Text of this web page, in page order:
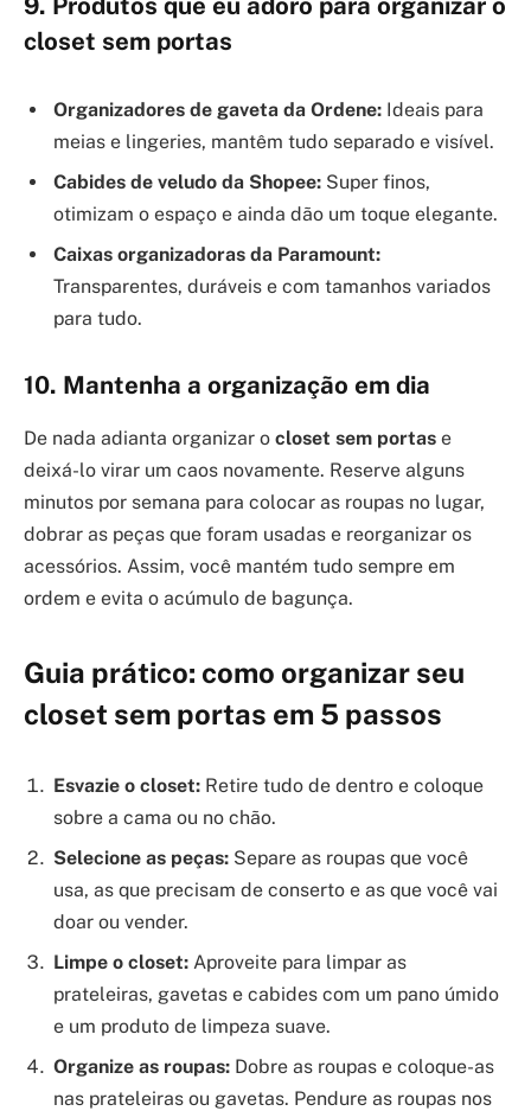
9. Produtos que eu adoro para organizar o
closet sem portas
Organizadores de gaveta da Ordene: Ideais para
meias e lingeries, mantêm tudo separado e visível.
Cabides de veludo da Shopee: Super finos,
otimizam o espaço e ainda dão um toque elegante.
Caixas organizadoras da Paramount:
Transparentes, duráveis e com tamanhos variados
para tudo.
10. Mantenha a organização em dia
De nada adianta organizar o closet sem portas e
deixá-lo virar um caos novamente. Reserve alguns
minutos por semana para colocar as roupas no lugar,
dobrar as peças que foram usadas e reorganizar os
acessórios. Assim, você mantém tudo sempre em
ordem e evita o acúmulo de bagunça.
Guia prático: como organizar seu
closet sem portas em 5 passos
Esvazie o closet: Retire tudo de dentro e coloque
sobre a cama ou no chão.
Selecione as peças: Separe as roupas que você
usa, as que precisam de conserto e as que você vai
doar ou vender.
Limpe o closet: Aproveite para limpar as
prateleiras, gavetas e cabides com um pano úmido
e um produto de limpeza suave.
Organize as roupas: Dobre as roupas e coloque-as
nas prateleiras ou gavetas. Pendure as roupas nos